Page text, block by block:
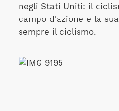
negli Stati Uniti: il
campo d'azione e la
sempre il ciclismo.